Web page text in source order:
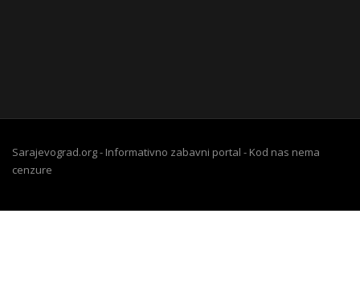
Sarajevograd.org - Informativno zabavni portal - Kod nas nema
cenzure